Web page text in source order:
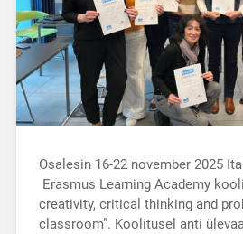
Osalesin 16-22 november 2025
Erasmus Learning Academy
creativity, critical thinking and
classroom”. Koolitusel anti